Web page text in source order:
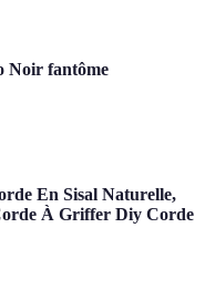
Noir fantôme
En Sisal Naturelle,
À Griffer Diy Corde